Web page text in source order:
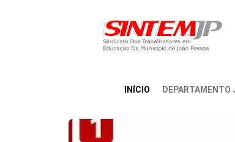
INÍCIO DEPARTAMENTO